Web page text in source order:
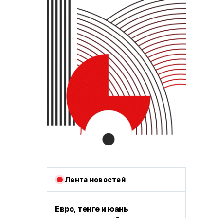
Лента новостей
Евро, тенге и юань